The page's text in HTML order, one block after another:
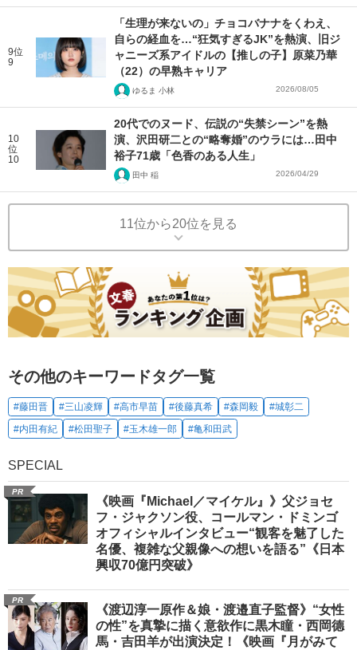
9位
9
「生理が来ないの」チョコバナナをくわえ、
自らの経血を…“狂気すぎるJK”を熱演、旧ジ
ャニーズ系アイドルの【推しの子】原菜乃華
（22）の早熟キャリア
ゆるま 小林 2026/08/05
10
位
10
20代でのヌード、伝説の“失禁シーン”を熱
演、沢田研二との“略奪婚”のウラには…田中
裕子71歳「色香のある人生」
田中 稲 2026/04/29
11位から20位を見る
その他のキーワードタグ一覧
#藤田晋 #三山凌輝 #高市早苗 #後藤真希 #森岡毅
#城彰二
#内田有紀
#松田聖子 #玉木雄一郎 #亀和田武
SPECIAL
PR
《映画『Michael／マイケル』》父ジョセ
フ・ジャクソン役、コールマン・ドミンゴ
オフィシャルインタビュー“観客を魅了した
名優、複雑な父親像への想いを語る”《日本
興収70億円突破》
PR
《渡辺淳一原作＆娘・渡邉直子監督》“女性
の性”を真摯に描く意欲作に黒木瞳・西岡德
馬・吉田羊が出演決定！《映画『月がみて